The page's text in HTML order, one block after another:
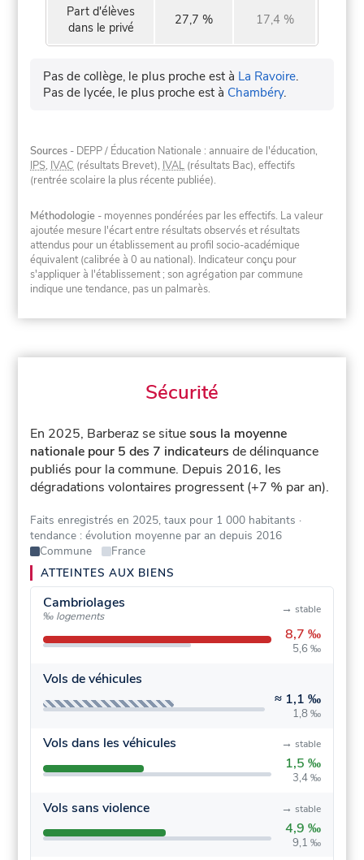
Part d'élèves
dans le privé
27,7 % 17,4 %
Pas de collège, le plus proche est à La Ravoire.
Pas de lycée, le plus proche est à Chambéry.
Sources - DEPP / Éducation Nationale : annuaire de l'éducation,
IPS, IVAC (résultats Brevet), IVAL (résultats Bac), effectifs
(rentrée scolaire la plus récente publiée).
Méthodologie - moyennes pondérées par les effectifs. La valeur
ajoutée mesure l'écart entre résultats observés et résultats
attendus pour un établissement au profil socio-académique
équivalent (calibrée à 0 au national). Indicateur conçu pour
s'appliquer à l'établissement ; son agrégation par commune
indique une tendance, pas un palmarès.
Sécurité
En 2025, Barberaz se situesous la moyenne
nationale pour 5 des 7 indicateurs de délinquance
publiés pour la commune. Depuis 2016, les
dégradations volontaires progressent (+7 % par an).
Faits enregistrés en 2025, taux pour 1 000 habitants ·
tendance : évolution moyenne par an depuis 2016
Commune
France
ATTEINTES AUX BIENS
Cambriolages
‰ logements
8,7 ‰
5,6 ‰
→ stable
Vols de véhicules
≈ 1,1 ‰
1,8 ‰
Vols dans les véhicules
1,5 ‰
3,4 ‰
→ stable
Vols sans violence
4,9 ‰
9,1 ‰
→ stable